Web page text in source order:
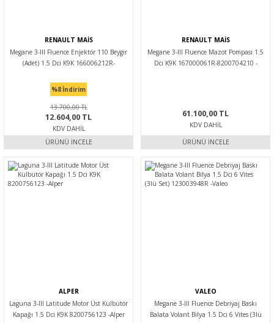
RENAULT MAİS
Megane 3-III Fluence Enjektör 110 Beygir
(Adet) 1.5 Dci K9K 166006212R-
%8 İndirim
13.700,00 TL
12.604,00 TL
KDV DAHIL
ÜRÜNÜ İNCELE
RENAULT MAİS
Megane 3-III Fluence Mazot Pompası 1.5
Dci K9K 167000061R-8200704210 -
61.100,00 TL
KDV DAHIL
ÜRÜNÜ İNCELE
ALPER
Laguna 3-III Latitude Motor Üst Külbütör
Kapağı 1.5 Dci K9K 8200756123 -Alper
VALEO
Megane 3-III Fluence Debriyaj Baskı
Balata Volant Bilya 1.5 Dci 6 Vites (3lü